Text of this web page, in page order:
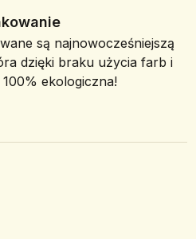
są najnowocześniejszą
dzięki braku użycia farb i
ekologiczna!